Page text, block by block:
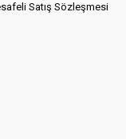
Satış Sözleşmesi